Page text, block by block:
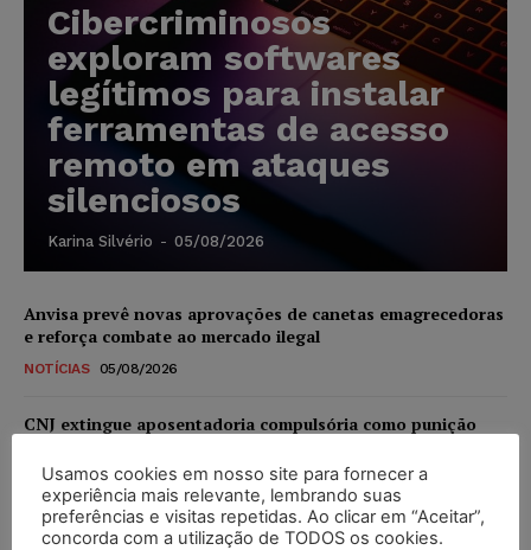
Cibercriminosos
exploram softwares
legítimos para instalar
ferramentas de acesso
remoto em ataques
silenciosos
Karina Silvério - 05/08/2026
Anvisa prevê novas aprovações de canetas emagrecedoras
e reforça combate ao mercado ilegal
NOTÍCIAS 05/08/2026
CNJ extingue aposentadoria compulsória como punição
NOTÍCIAS 05/08/2026
Justiça de SP rejeita ação da família de Alexandre de
Usamos cookies em nosso site para fornecer a
experiência mais relevante, lembrando suas
preferências e visitas repetidas. Ao clicar em “Aceitar”,
concorda com a utilização de TODOS os cookies.